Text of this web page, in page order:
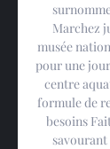
Marchez
musée
pour une
centre
formule de
besoins